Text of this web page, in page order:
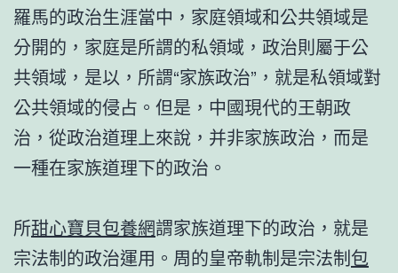
羅馬的政治生涯當中，家庭領域和公共領域是
分開的，家庭是所謂的私領域，政治則屬于公
共領域，是以，所謂“家族政治”，就是私領域對
公共領域的侵占。但是，中國現代的王朝政
治，從政治道理上來說，并非家族政治，而是
一種在家族道理下的政治。
所甜心寶貝包養網謂家族道理下的政治，就是
宗法制的政治運用。周的皇帝軌制是宗法制包